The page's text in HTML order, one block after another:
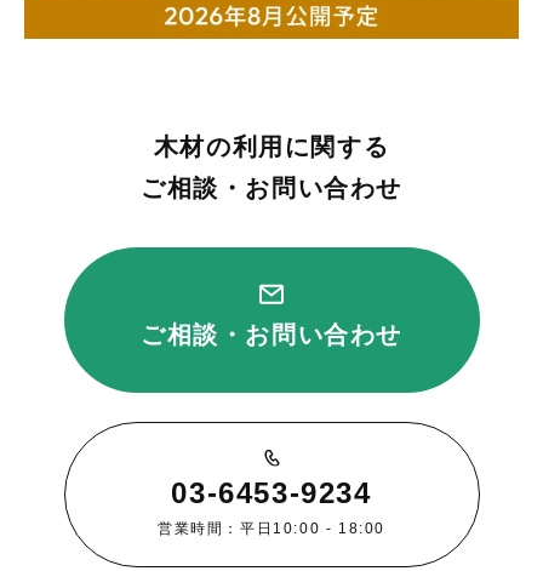
木材の利用に関する
ご相談・お問い合わせ
ご相談・お問い合わせ
03-6453-9234
営業時間：平日10:00 - 18:00